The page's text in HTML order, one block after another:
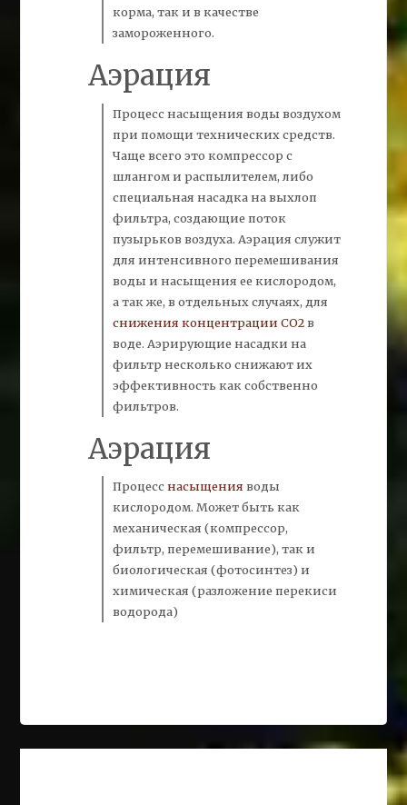
корма, так и в качестве
замороженного.
Аэрация
Процесс насыщения воды воздухом
при помощи технических средств.
Чаще всего это компрессор с
шлангом и распылителем, либо
специальная насадка на выхлоп
фильтра, создающие поток
пузырьков воздуха. Аэрацияслужит
для интенсивного перемешивания
воды и насыщения ее кислородом,
а так же, в отдельных случаях, для
снижения концентрации СО2в
воде. Аэрирующие насадки на
фильтр несколько снижают их
эффективность как собственно
фильтров.
Аэрация
Процесснасыщения воды
кислородом. Может быть как
механическая (компрессор,
фильтр, перемешивание), так и
биологическая (фотосинтез) и
химическая (разложение перекиси
водорода)